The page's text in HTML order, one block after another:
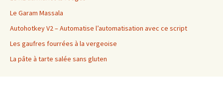
Le Garam Massala
Autohotkey V2 – Automatise l’automatisation avec ce script
Les gaufres fourrées à la vergeoise
La pâte à tarte salée sans gluten